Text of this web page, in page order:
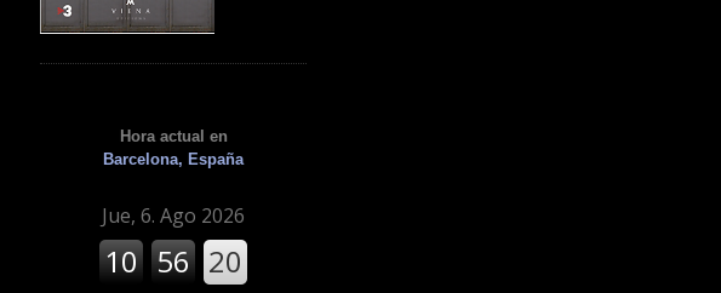
Hora actual en
Barcelona, España